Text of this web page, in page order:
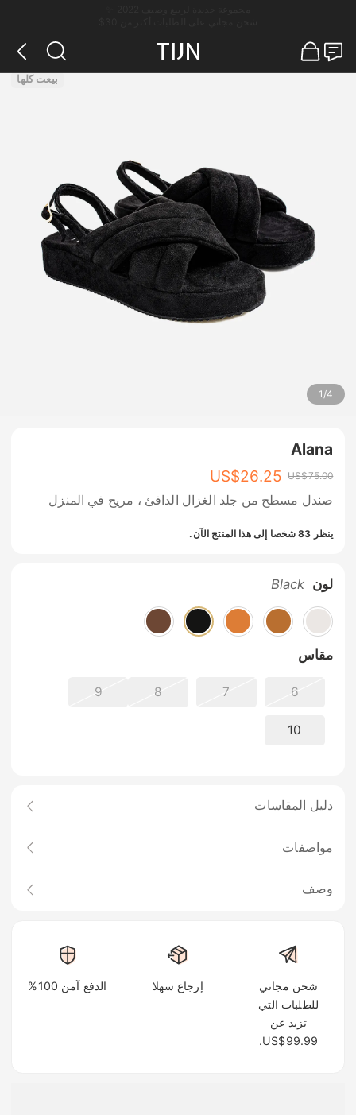
بيعت كلها
1 /4
Alana
US$26.25 US$75.00
صندل مسطح من جلد الغزال الدافئ ، مريح في المنزل
ينظر 83 شخصا إلى هذا المنتج الآن.
لون Black
مقاس
6
7
8
9
10
دليل المقاسات
مواصفات
وصف
شحن مجاني
للطلبات التي
تزيد عن
US$99.99.
إرجاع سهلا الدفع آمن 100%